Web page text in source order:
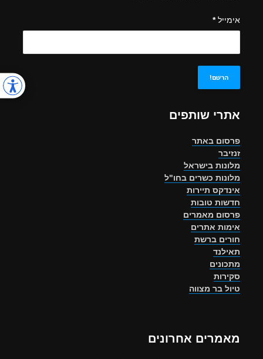
אימייל*
אתרי שותפים
פרסום באתר
זנזיבר
מלונות בישראל
מלונות כשרים בחו"ל
אינדקס תיירות
חדשות טובות
פרסום מאמרים
אימות אתרים
חורים ברשת
תאילנד
מתכונים
סקירות
טיול בר מצווה
מאמרים אחרונים